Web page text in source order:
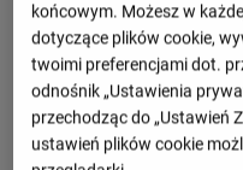
końcowym. Możesz w
dotyczące plików cookie,
twoimi preferencjami dot.
odnośnik „Ustawienia
przechodząc do „Ustawień
ustawień plików cookie